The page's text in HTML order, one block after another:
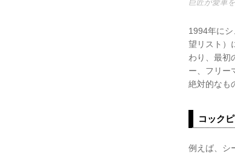
巨匠が愛車
1994年に
望リスト）
わり、最初
ー、フリー
絶対的なも
コック
例えば、シ